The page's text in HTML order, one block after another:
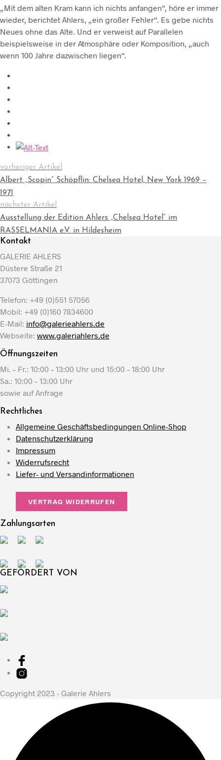
„Mit dem alten Kram kann ich nichts anfangen“, höre er immer
wieder, berichtet Ahlers, „ein großer Fehler“. Es gebe nichts
Neues ohne das Alte. Und er verweist auf Parallelen
beispielsweise in der Atmosphäre oder Komposition, „auch
wenn 100 Jahre dazwischen liegen“.
vorheriger Artikel
Albert „Scopin“ Schöpflin: Chelsea Hotel, New York 1969 –
1971
nächster Artikel
Ausstellung der Edition Ahlers „Chelsea Hotel“ im
RASSELMANIA e.V. in Hildesheim
Kontakt
GALERIE AHLERS
Düstere Straße 21
37073 Göttingen
Telefon: +49 (0)551 57056
Mobil: +49 (0)160 7834600
E-Mail: info@galerieahlers.de
Webseite: www.galeriahlers.de
Öffnungszeiten
Mi. – Fr.: 10:00 – 13:00 Uhr und 15:00 – 18:00 Uhr
Sa.: 10:00 – 13:00 Uhr
sowie auf Anfrage
Rechtliches
Allgemeine Geschäftsbedingungen Online-Shop
Datenschutzerklärung
Impressum
Widerrufsrecht
Liefer- und Versandinformationen
VERTRAG WIDERRUFEN
Zahlungsarten
GEFÖRDERT VON
Copyright 2023 - Galerie Ahlers